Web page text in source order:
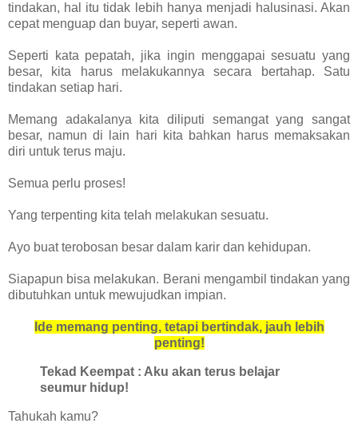
tindakan, hal itu tidak lebih hanya menjadi halusinasi. Akan
cepat menguap dan buyar, seperti awan.
Seperti kata pepatah, jika ingin menggapai sesuatu yang
besar, kita harus melakukannya secara bertahap. Satu
tindakan setiap hari.
Memang adakalanya kita diliputi semangat yang sangat
besar, namun di lain hari kita bahkan harus memaksakan
diri untuk terus maju.
Semua perlu proses!
Yang terpenting kita telah melakukan sesuatu.
Ayo buat terobosan besar dalam karir dan kehidupan.
Siapapun bisa melakukan. Berani mengambil tindakan yang
dibutuhkan untuk mewujudkan impian.
Ide memang penting, tetapi bertindak, jauh lebih
penting!
Tekad Keempat : Aku akan terus belajar
seumur hidup!
Tahukah kamu?